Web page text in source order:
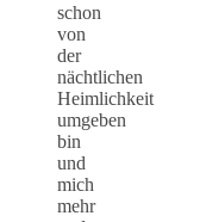
schon
von
der
nächtlichen
Heimlichkeit
umgeben
bin
und
mich
mehr